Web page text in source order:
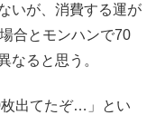
いが、消費する運が
合とモンハンで70
なると思う。
出てたぞ…」とい